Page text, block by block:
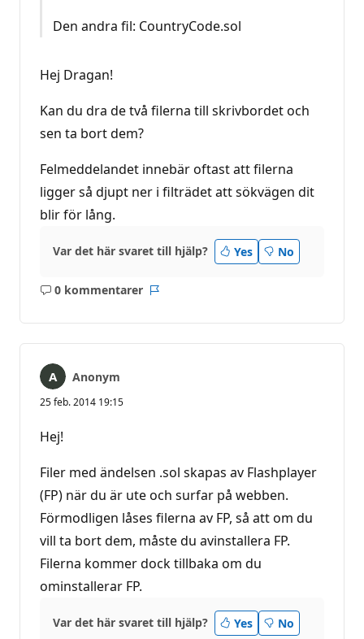
Den andra fil: CountryCode.sol
Hej Dragan!
Kan du dra de två filerna till skrivbordet och
sen ta bort dem?
Felmeddelandet innebär oftast att filerna
ligger så djupt ner i filträdet att sökvägen dit
blir för lång.
Var det här svaret till hjälp? Yes No
0 kommentarer
Inga
Anonym
25 feb. 2014 19:15
Hej!
Filer med ändelsen .sol skapas av Flashplayer
(FP) när du är ute och surfar på webben.
Förmodligen låses filerna av FP, så att om du
vill ta bort dem, måste du avinstallera FP.
Filerna kommer dock tillbaka om du
ominstallerar FP.
Var det här svaret till hjälp? Yes No